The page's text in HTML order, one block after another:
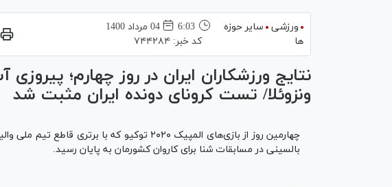
ورزشی
سایر حوزه
ها
6:03
04 مرداد 1400
کد خبر:۷۴۴۲۸۴
نتایج ورزشکاران ایران در روز چهارم؛ پیروزی
ونزوئلا/ تست کرونای دونده ایران مثبت شد
چهارمین روز از بازی‌های المپیک ۲۰۲۰ توکیو که با
بالسینی در مسابقات شنا برای کاروان کشورمان به پایان رسید.